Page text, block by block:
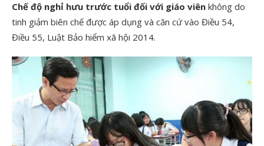
Chế độ nghỉ hưu trước tuổi đối với giáo viên không do
tinh giảm biên chế được áp dụng và căn cứ vào Điều 54,
Điều 55, Luật Bảo hiểm xã hội 2014.